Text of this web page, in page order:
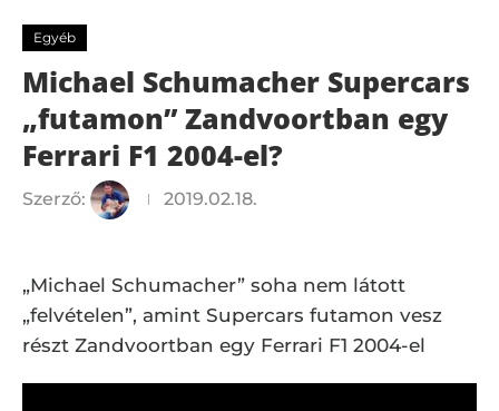
Egyéb
Michael Schumacher Supercars
„futamon” Zandvoortban egy
Ferrari F1 2004-el?
Szerző: 2019.02.18.
„Michael Schumacher” soha nem látott
„felvételen”, amint Supercars futamon vesz
részt Zandvoortban egy Ferrari F1 2004-el